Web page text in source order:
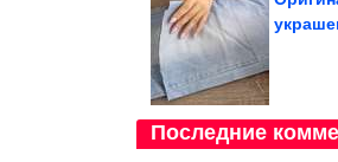
Последние